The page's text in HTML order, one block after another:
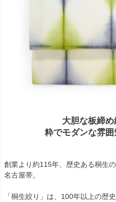
大胆な板締
粋でモダンな雰
創業より約115年、歴史ある桐生
名古屋帯。
「桐生絞り」は、100年以上の歴